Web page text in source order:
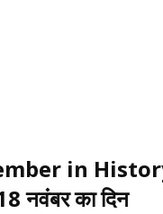
in
नवंबर का दिन